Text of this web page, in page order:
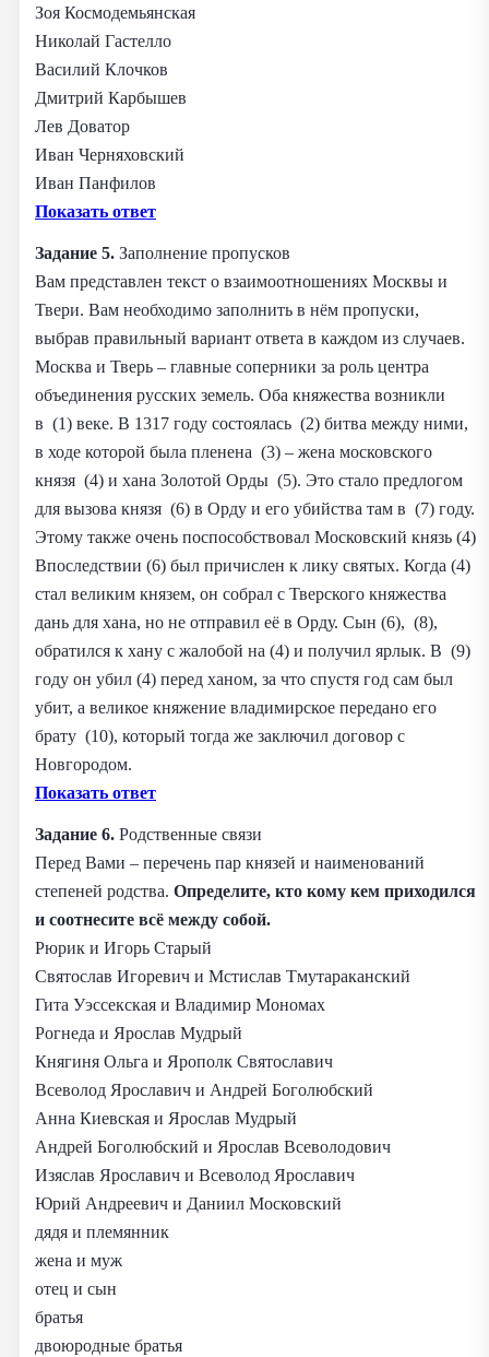
Зоя Космодемьянская
Николай Гастелло
Василий Клочков
Дмитрий Карбышев
Лев Доватор
Иван Черняховский
Иван Панфилов
Показать ответ
Задание 5. Заполнение пропусков
Вам представлен текст о взаимоотношениях Москвы и
Твери. Вам необходимо заполнить в нём пропуски,
выбрав правильный вариант ответа в каждом из случаев.
Москва и Тверь – главные соперники за роль центра
объединения русских земель. Оба княжества возникли
в (1) веке. В 1317 году состоялась (2) битва между ними,
в ходе которой была пленена (3) – жена московского
князя (4) и хана Золотой Орды (5). Это стало предлогом
для вызова князя (6) в Орду и его убийства там в (7) году.
Этому также очень поспособствовал Московский князь (4)
Впоследствии (6) был причислен к лику святых. Когда (4)
стал великим князем, он собрал с Тверского княжества
дань для хана, но не отправил её в Орду. Сын (6), (8),
обратился к хану с жалобой на (4) и получил ярлык. В (9)
году он убил (4) перед ханом, за что спустя год сам был
убит, а великое княжение владимирское передано его
брату (10), который тогда же заключил договор с
Новгородом.
Показать ответ
Задание 6. Родственные связи
Перед Вами – перечень пар князей и наименований
степеней родства. Определите, кто кому кем приходился
и соотнесите всё между собой.
Рюрик и Игорь Старый
Святослав Игоревич и Мстислав Тмутараканский
Гита Уэссекская и Владимир Мономах
Рогнеда и Ярослав Мудрый
Княгиня Ольга и Ярополк Святославич
Всеволод Ярославич и Андрей Боголюбский
Анна Киевская и Ярослав Мудрый
Андрей Боголюбский и Ярослав Всеволодович
Изяслав Ярославич и Всеволод Ярославич
Юрий Андреевич и Даниил Московский
дядя и племянник
жена и муж
отец и сын
братья
двоюродные братья